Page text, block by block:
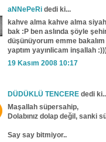
aNNePeRi dedi ki...
kahve alma kahve alma
bak :P ben aslında şöyle
düşünüyorum emme
yaptım yayınlicam inşallah
19 Kasım 2008 10:17
DÜDÜKLÜ TENCERE dedi
Maşallah süpersahip,
Dolabınız dolap değil, sanki
Say say bitmiyor..